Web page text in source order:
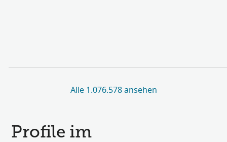
Alle 1.076.578 ansehen
Profile im